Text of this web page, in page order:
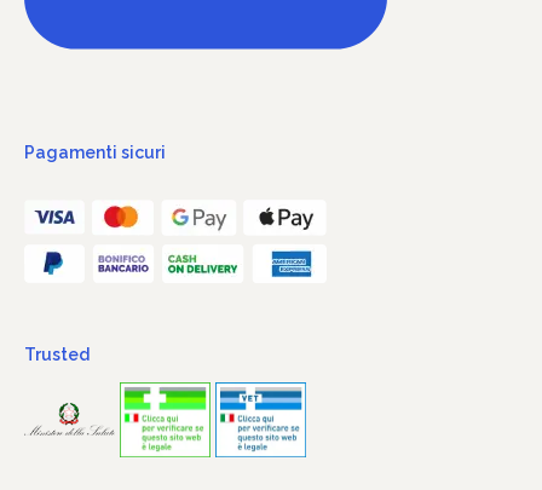
Pagamenti sicuri
Trusted